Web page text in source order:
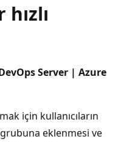
Server | Azure
için kullanıcıların
eklenmesi ve